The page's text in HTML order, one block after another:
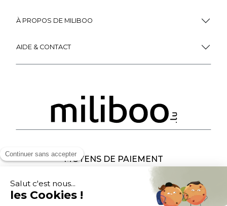
À PROPOS DE MILIBOO
AIDE & CONTACT
MOYENS DE PAIEMENT